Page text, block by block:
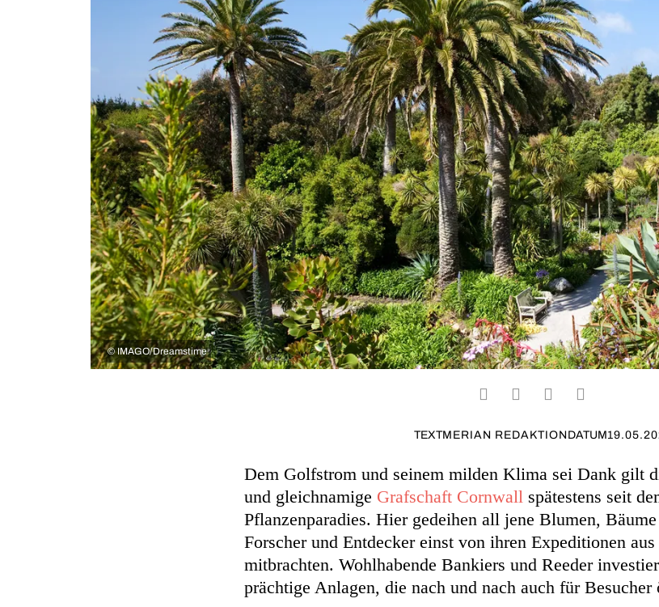
© IMAGO/Dreamstime
TEXTMERIAN REDAKTION DATUM
Dem Golfstrom und seinem milden Klima sei Dank gilt
und gleichnamige Grafschaft Cornwall spätestens seit
Pflanzenparadies. Hier gedeihen all jene Blumen,
Forscher und Entdecker einst von ihren Expeditionen
mitbrachten. Wohlhabende Bankiers und Reeder
prächtige Anlagen, die nach und nach auch für Besucher